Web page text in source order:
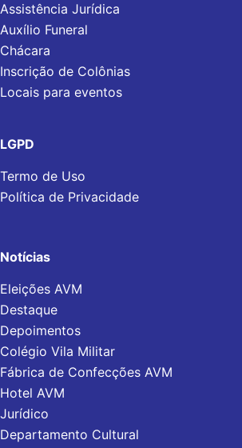
Assistência Jurídica
Auxílio Funeral
Chácara
Inscrição de Colônias
Locais para eventos
LGPD
Termo de Uso
Política de Privacidade
Notícias
Eleições AVM
Destaque
Depoimentos
Colégio Vila Militar
Fábrica de Confecções AVM
Hotel AVM
Jurídico
Departamento Cultural